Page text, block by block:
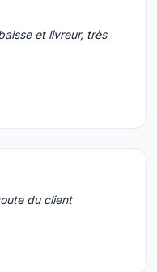
et livreur, très
du client